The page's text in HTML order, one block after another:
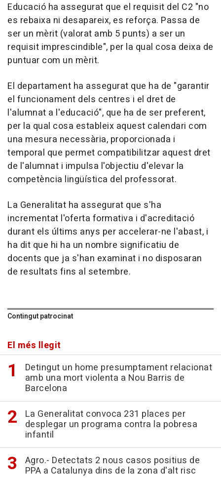
Educació ha assegurat que el requisit del C2 "no
es rebaixa ni desapareix, es reforça. Passa de
ser un mèrit (valorat amb 5 punts) a ser un
requisit imprescindible", per la qual cosa deixa de
puntuar com un mèrit.
El departament ha assegurat que ha de "garantir
el funcionament dels centres i el dret de
l'alumnat a l'educació", que ha de ser preferent,
per la qual cosa estableix aquest calendari com
una mesura necessària, proporcionada i
temporal que permet compatibilitzar aquest dret
de l'alumnat i impulsa l'objectiu d'elevar la
competència lingüística del professorat.
La Generalitat ha assegurat que s'ha
incrementat l'oferta formativa i d'acreditació
durant els últims anys per accelerar-ne l'abast, i
ha dit que hi ha un nombre significatiu de
docents que ja s'han examinat i no disposaran
de resultats fins al setembre.
Contingut patrocinat
El més llegit
Detingut un home presumptament relacionat
amb una mort violenta a Nou Barris de
Barcelona
La Generalitat convoca 231 places per
desplegar un programa contra la pobresa
infantil
Agro.- Detectats 2 nous casos positius de
PPA a Catalunya dins de la zona d'alt risc